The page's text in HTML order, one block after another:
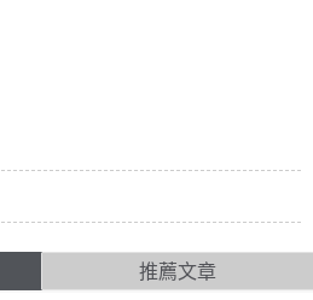
推薦文章